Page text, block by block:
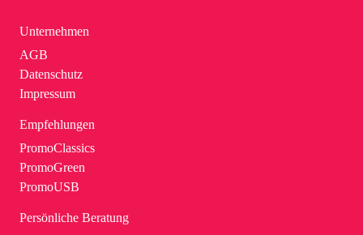
Unternehmen
AGB
Datenschutz
Impressum
Empfehlungen
PromoClassics
PromoGreen
PromoUSB
Persönliche Beratung